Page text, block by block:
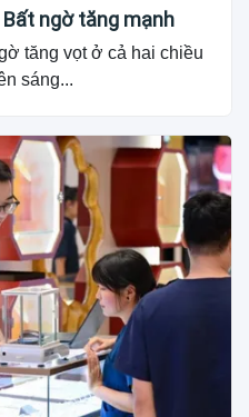
ngờ tăng mạnh
tăng vọt ở cả hai chiều
sáng...